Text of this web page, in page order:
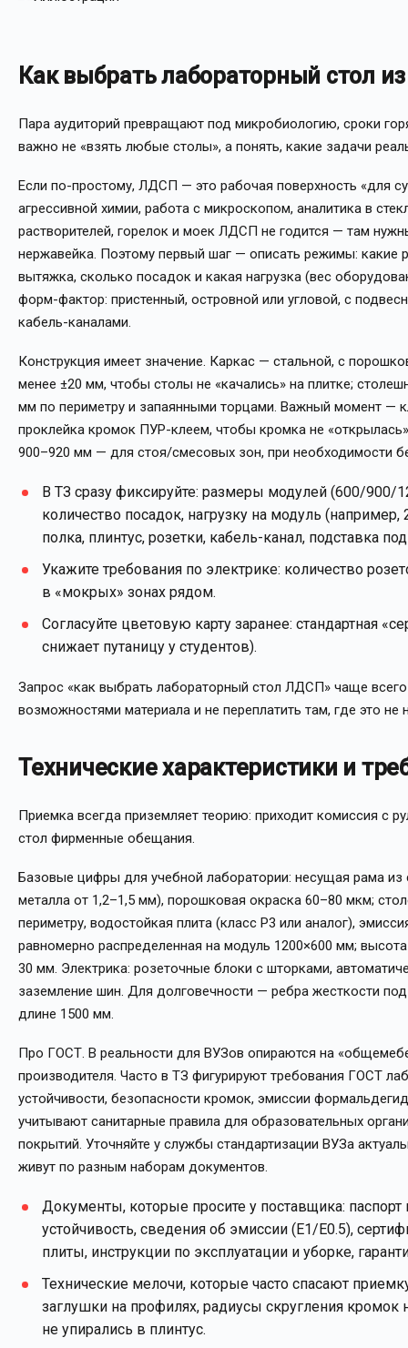
Как выбрать лабораторный стол
Пара аудиторий превращают под микробиологию, сроки
важно не «взять любые столы», а понять, какие задачи
Если по-простому, ЛДСП — это рабочая поверхность «для
агрессивной химии, работа с микроскопом, аналитика в
растворителей, горелок и моек ЛДСП не годится — там
нержавейка. Поэтому первый шаг — описать режимы: какие
вытяжка, сколько посадок и какая нагрузка (вес
форм-фактор: пристенный, островной или угловой, с
кабель-каналами.
Конструкция имеет значение. Каркас — стальной, с
менее ±20 мм, чтобы столы не «качались» на плитке;
мм по периметру и запаянными торцами. Важный момент —
проклейка кромок ПУР-клеем, чтобы кромка не
900–920 мм — для стоя/смесовых зон, при необходимости
В ТЗ сразу фиксируйте: размеры модулей (600/
количество посадок, нагрузку на модуль
полка, плинтус, розетки, кабель-канал, подставка
Укажите требования по электрике: количество
в «мокрых» зонах рядом.
Согласуйте цветовую карту заранее: стандартная
снижает путаницу у студентов).
Запрос «как выбрать лабораторный стол ЛДСП» чаще
возможностями материала и не переплатить там, где это не
Технические характеристики и
Приемка всегда приземляет теорию: приходит комиссия с
стол фирменные обещания.
Базовые цифры для учебной лаборатории: несущая рама
металла от 1,2–1,5 мм), порошковая окраска 60–80 мкм;
периметру, водостойкая плита (класс P3 или аналог),
равномерно распределенная на модуль 1200×600 мм;
30 мм. Электрика: розеточные блоки с шторками,
заземление шин. Для долговечности — ребра жесткости
длине 1500 мм.
Про ГОСТ. В реальности для ВУЗов опираются на
производителя. Часто в ТЗ фигурируют требования ГОСТ
устойчивости, безопасности кромок, эмиссии
учитывают санитарные правила для образовательных
покрытий. Уточняйте у службы стандартизации ВУЗа
живут по разным наборам документов.
Документы, которые просите у поставщика:
устойчивость, сведения об эмиссии (E1/E0.5),
плиты, инструкции по эксплуатации и уборке,
Технические мелочи, которые часто спасают
заглушки на профилях, радиусы скругления
не упирались в плинтус.